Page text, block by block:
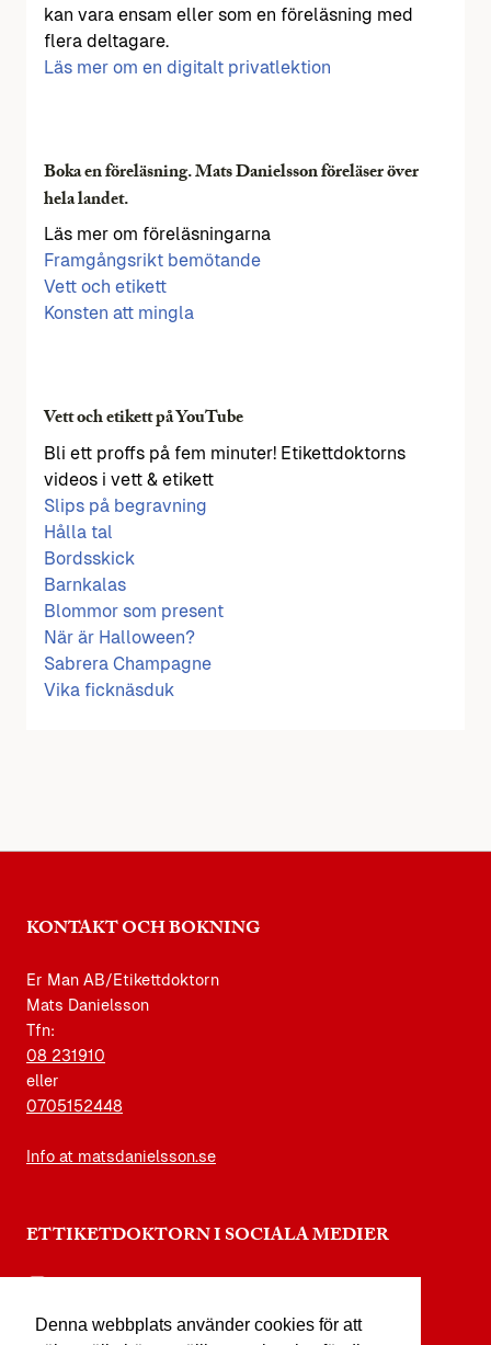
Denna webbplats använder cookies för att
kan vara ensam eller som en föreläsning med
flera deltagare.
Läs mer om en digitalt privatlektion
Boka en föreläsning. Mats Danielsson föreläser över
hela landet.
Läs mer om föreläsningarna
Framgångsrikt bemötande
Vett och etikett
Konsten att mingla
Vett och etikett på YouTube
Bli ett proffs på fem minuter! Etikettdoktorns
videos i vett & etikett
Slips på begravning
Hålla tal
Bordsskick
Barnkalas
Blommor som present
När är Halloween?
Sabrera Champagne
Vika ficknäsduk
KONTAKT OCH BOKNING
Er Man AB/Etikettdoktorn
Mats Danielsson
Tfn:
08 231910
eller
0705152448
Info at matsdanielsson.se
ETTIKETDOKTORN I SOCIALA MEDIER
facebook.com/etikettdoktorn